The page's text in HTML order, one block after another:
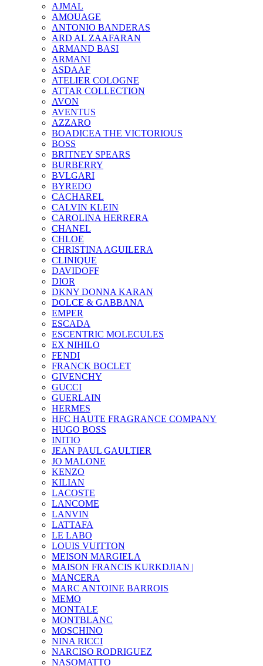
AJMAL
AMOUAGE
ANTONIO BANDERAS
ARD AL ZAAFARAN
ARMAND BASI
ARMANI
ASDAAF
ATELIER COLOGNE
ATTAR COLLECTION
AVON
AVENTUS
AZZARO
BOADICEA THE VICTORIOUS
BOSS
BRITNEY SPEARS
BURBERRY
BVLGARI
BYREDO
CACHAREL
CALVIN KLEIN
CAROLINA HERRERA
CHANEL
CHLOE
CHRISTINA AGUILERA
CLINIQUE
DAVIDOFF
DIOR
DKNY DONNA KARAN
DOLCE & GABBANA
EMPER
ESCADA
ESCENTRIC MOLECULES
EX NIHILO
FENDI
FRANCK BOCLET
GIVENCHY
GUCCI
GUERLAIN
HERMES
HFC HAUTE FRAGRANCE COMPANY
HUGO BOSS
INITIO
JEAN PAUL GAULTIER
JO MALONE
KENZO
KILIAN
LACOSTE
LANCOME
LANVIN
LATTAFA
LE LABO
LOUIS VUITTON
MEISON MARGIELA
MAISON FRANCIS KURKDJIAN |
MANCERA
MARC ANTOINE BARROIS
MEMO
MONTALE
MONTBLANC
MOSCHINO
NINA RICCI
NARCISO RODRIGUEZ
NASOMATTO